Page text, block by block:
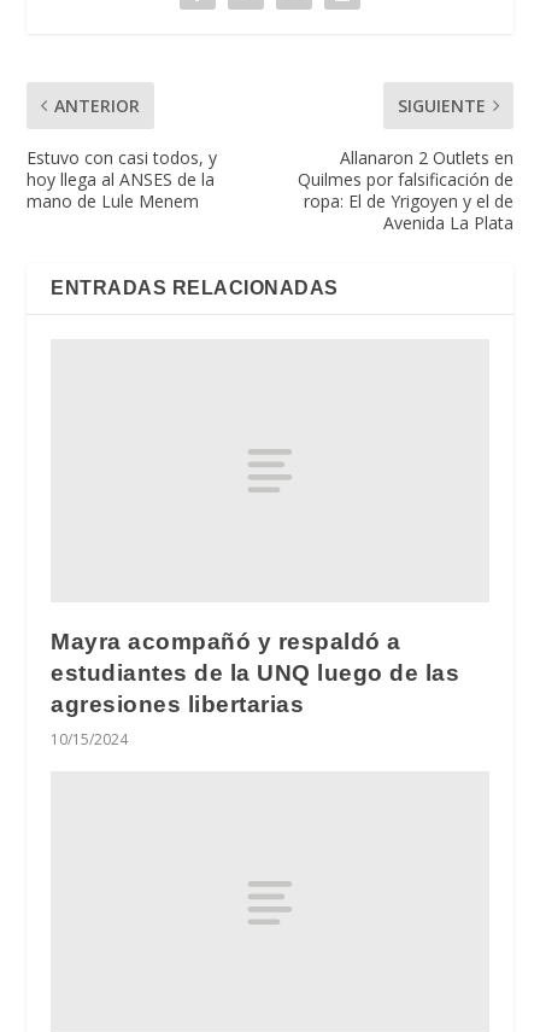
ANTERIOR
Estuvo con casi todos, y
hoy llega al ANSES de la
mano de Lule Menem
SIGUIENTE
Allanaron 2 Outlets en
Quilmes por falsificación de
ropa: El de Yrigoyen y el de
Avenida La Plata
ENTRADAS RELACIONADAS
Mayra acompañó y respaldó a
estudiantes de la UNQ luego de las
agresiones libertarias
10/15/2024